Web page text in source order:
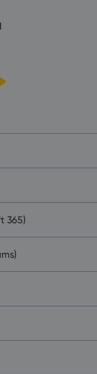
365)